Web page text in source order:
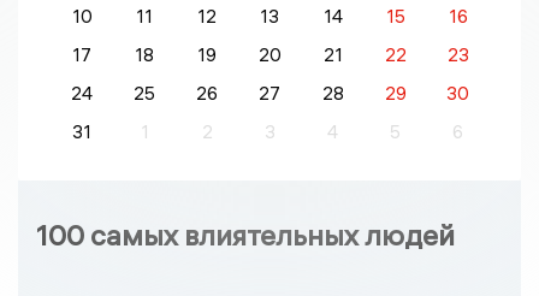
10
11 12 13 14 15
16
17
18 19 20 21 22
23
24
25 26 27 28 29
30
31
1 2 3 4 5 6
100 самых влиятельных людей